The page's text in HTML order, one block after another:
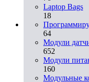
Laptop Bags
18
64
Модули
652
Модули
160
Модульные